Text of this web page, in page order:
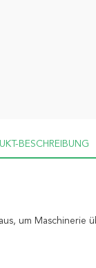
BESCHREIBUNG
um Maschinerie
line-Unterstützung